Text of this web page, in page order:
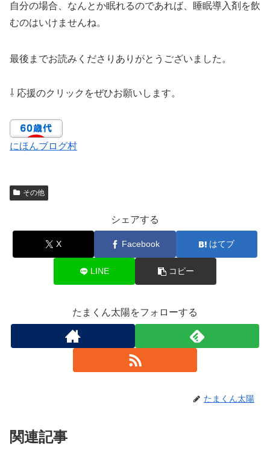
自分の場合、なんとか眠れるのであれば、睡眠導入剤を飲
むのはいけませんね。
最後までお読みくださりありがとうございました。
⇩ 応援のクリックをぜひお願いします。
にほんブログ村
その他
シェアする
X Facebook はてブ
LINE コピー
たまくん太陽をフォローする
たまくん太陽
関連記事